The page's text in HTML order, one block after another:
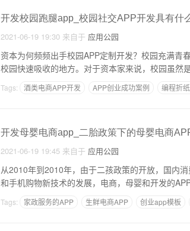
开发校园跑腿app_校园社交APP开发具有什
2021-06-19 19:30 来自于 应用公园
资本为何频频出手校园APP定制开发？校园充满青
校园快速吸收的地方。对于资本家来说，校园虽然
Tags: 酒类电商APP开发 APP创业成功案例 编程折
开发母婴电商app_二胎政策下的母婴电商
2021-06-19 19:45 来自于 应用公园
从2010年到2010年，由于二孩政策的开放，国内
和手机购物新技术的发展，电商，母婴和开发的
Tags: 家政服务的APP 生鲜电商APP 创业app模板